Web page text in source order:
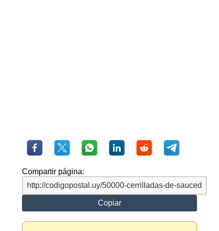
Compartir página:
Copiar